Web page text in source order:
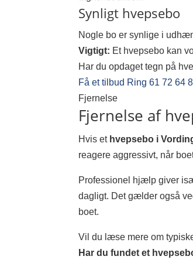
Synligt hvepsebo
Nogle bo er synlige i
Vigtigt: Et hvepsebo kan
Har du opdaget tegn på
Få et tilbud Ring 61 72 64
Fjernelse
Fjernelse af
Hvis et hvepsebo i
reagere aggressivt, når
Professionel hjælp giver
dagligt. Det gælder også
boet.
Vil du læse mere om
Har du fundet et